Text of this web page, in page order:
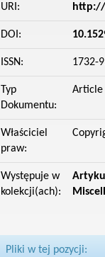
URI:
DOI:
ISSN: 1732-
Typ
Dokumentu:
Article
Właściciel
praw:
Występuje w
kolekcji(ach):
Pliki w tej pozycji: